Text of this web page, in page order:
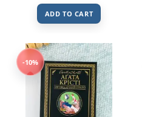
ADD TO CART
-10%